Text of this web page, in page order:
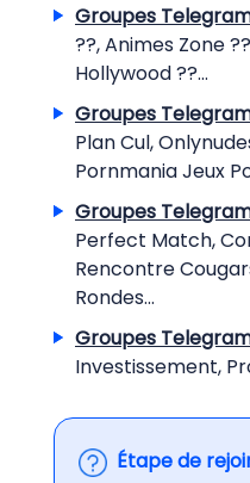
Groupes
??, Animes Zone
Hollywood ??...
Groupes
Plan Cul,
Pornmania Jeux
Groupes
Perfect Match,
Rencontre
Rondes...
Groupes
Investissement,
Étape de